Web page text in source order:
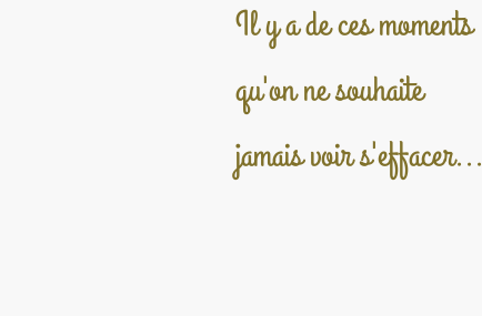
Il y a de ces moments
qu'on ne souhaite
jamais voir s'effacer...